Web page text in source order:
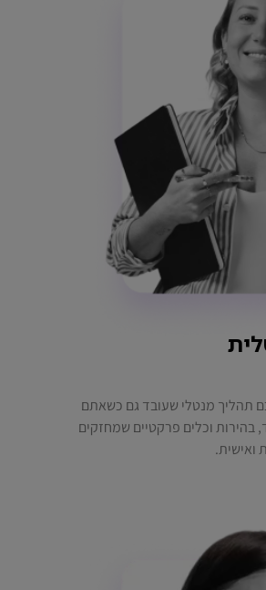
תהליך מנטלי שעובד גם כשאתם
בהירות וכלים פרקטיים שמחזקים
ואישית.